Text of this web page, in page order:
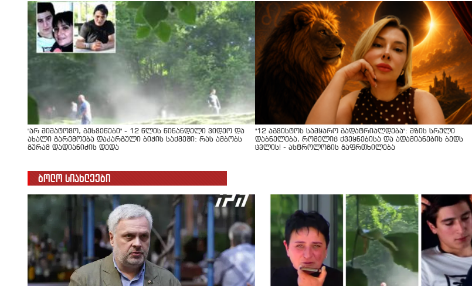
"არ მიმატოვო, გეხვეწები" - 12 წლის წინანდელი ვიდეო და
ახალი გარემოება დაკარგული ბიჭის საქმეში: რას ამბობს
გურამ დადიანიძის დედა
"12 აგვისტოს სამყარო გადატრიალდება": მზის სრული
დაბნელება, რომელიც ქვეყნებისა და ადამიანების ბედს
ცვლის! - ასტროლოგის გაფრთხილება
ბოლო სიახლეები